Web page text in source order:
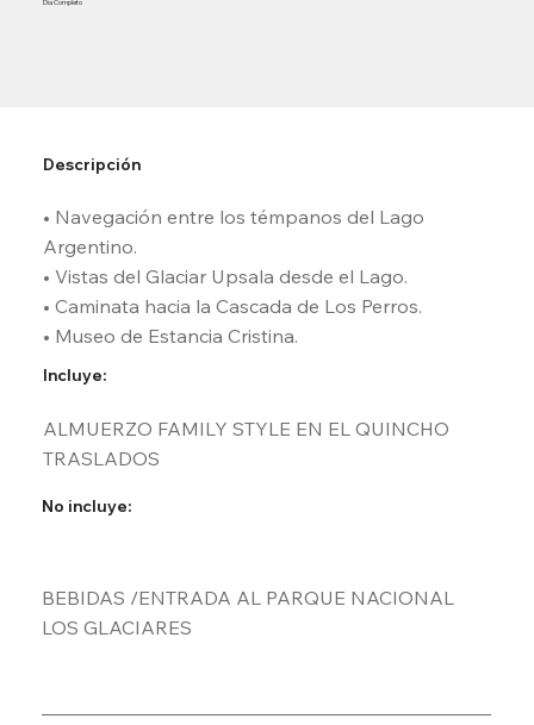
Día Completo
Descripción
• Navegación entre los témpanos del Lago
Argentino.
• Vistas del Glaciar Upsala desde el Lago.
• Caminata hacia la Cascada de Los Perros.
• Museo de Estancia Cristina.
Incluye:
ALMUERZO FAMILY STYLE EN EL QUINCHO
TRASLADOS
No incluye:
BEBIDAS /ENTRADA AL PARQUE NACIONAL
LOS GLACIARES